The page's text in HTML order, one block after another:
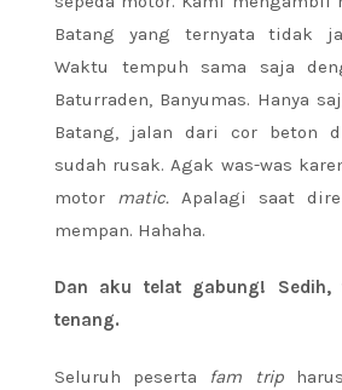
Batang yang ternyata tidak
Waktu tempuh sama saja
Baturraden, Banyumas. Hanya
Batang, jalan dari cor beton
sudah rusak. Agak was-was
motor matic. Apalagi saat
mempan. Hahaha.
Dan aku telat gabung!
tenang.
Seluruh peserta fam trip